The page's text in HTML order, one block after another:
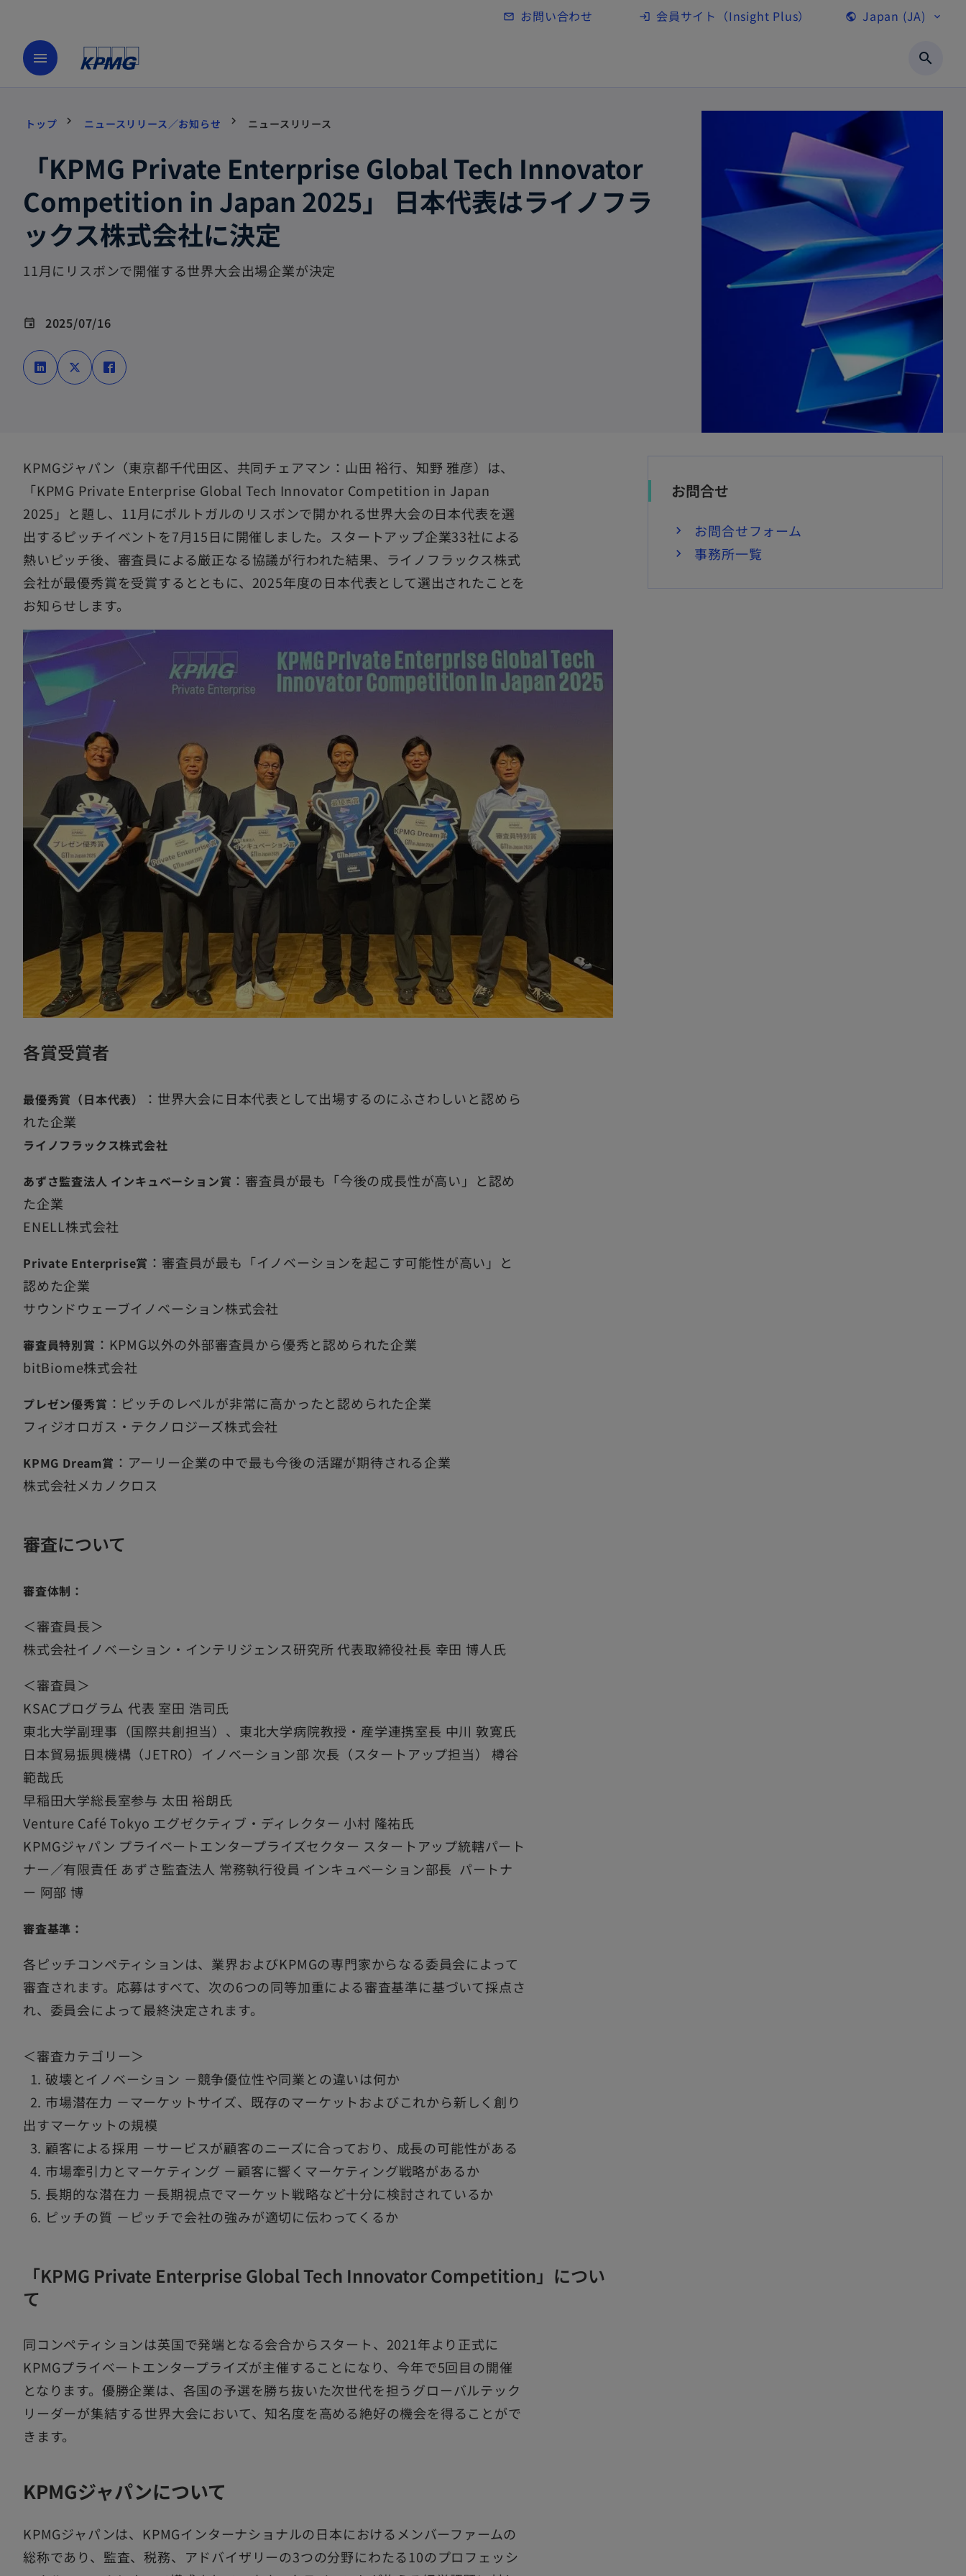
Skip to main content
mail_outline お問い合わせ login 会員サイト（Insight Plus）
新
開
く
public Japan (JA) expand_more
menu search
トップ ニュースリリース／お知らせ ニュースリリース
「KPMG Private Enterprise Global Tech Innovator
Competition in Japan 2025」 日本代表はライノフラ
ックス株式会社に決定
11月にリスボンで開催する世界大会出場企業が決定
event 2025/07/16
新
し
開
く
新
し
開
く
開
く
KPMGジャパン（東京都千代田区、共同チェアマン：山田 裕行、知野 雅彦）は、
「KPMG Private Enterprise Global Tech Innovator Competition in Japan
2025」と題し、11月にポルトガルのリスボンで開かれる世界大会の日本代表を選
出するピッチイベントを7月15日に開催しました。スタートアップ企業33社による
熱いピッチ後、審査員による厳正なる協議が行われた結果、ライノフラックス株式
会社が最優秀賞を受賞するとともに、2025年度の日本代表として選出されたことを
お知らせします。
各賞受賞者
最優秀賞（日本代表）
：世界大会に日本代表として出場するのにふさわしいと認めら
れた企業
ライノフラックス株式会社
あずさ監査法人 インキュベーション賞 ：審査員が最も「今後の成長性が高い」と認め
た企業
ENELL株式会社
Private Enterprise賞 ：審査員が最も「イノベーションを起こす可能性が高い」と
認めた企業
サウンドウェーブイノベーション株式会社
審査員特別賞 ：KPMG以外の外部審査員から優秀と認められた企業
bitBiome株式会社
プレゼン優秀賞 ：ピッチのレベルが非常に高かったと認められた企業
フィジオロガス・テクノロジーズ株式会社
KPMG Dream賞 ：アーリー企業の中で最も今後の活躍が期待される企業
株式会社メカノクロス
審査について
審査体制：
＜審査員長＞
株式会社イノベーション・インテリジェンス研究所 代表取締役社長 幸田 博人氏
＜審査員＞
KSACプログラム 代表 室田 浩司氏
東北大学副理事（国際共創担当）、東北大学病院教授・産学連携室長 中川 敦寛氏
日本貿易振興機構（JETRO）イノベーション部 次長（スタートアップ担当） 樽谷
範哉氏
早稲田大学総長室参与 太田 裕朗氏
Venture Café Tokyo エグゼクティブ・ディレクター 小村 隆祐氏
KPMGジャパン プライベートエンタープライズセクター スタートアップ統轄パート
ナー／有限責任 あずさ監査法人 常務執行役員 インキュベーション部長 パートナ
ー 阿部 博
審査基準：
各ピッチコンペティションは、業界およびKPMGの専門家からなる委員会によって
審査されます。応募はすべて、次の6つの同等加重による審査基準に基づいて採点さ
れ、委員会によって最終決定されます。
＜審査カテゴリー＞
1. 破壊とイノベーション －競争優位性や同業との違いは何か
2. 市場潜在力 －マーケットサイズ、既存のマーケットおよびこれから新しく創り
出すマーケットの規模
3. 顧客による採用 －サービスが顧客のニーズに合っており、成長の可能性がある
4. 市場牽引力とマーケティング －顧客に響くマーケティング戦略があるか
5. 長期的な潜在力 －長期視点でマーケット戦略など十分に検討されているか
6. ピッチの質 －ピッチで会社の強みが適切に伝わってくるか
「KPMG Private Enterprise Global Tech Innovator Competition」につい
て
同コンペティションは英国で発端となる会合からスタート、2021年より正式に
KPMGプライベートエンタープライズが主催することになり、今年で5回目の開催
となります。優勝企業は、各国の予選を勝ち抜いた次世代を担うグローバルテック
リーダーが集結する世界大会において、知名度を高める絶好の機会を得ることがで
きます。
KPMGジャパンについて
KPMGジャパンは、KPMGインターナショナルの日本におけるメンバーファームの
総称であり、監査、税務、アドバイザリーの3つの分野にわたる10のプロフェッシ
お問合せ
お問合せフォーム
事務所一覧